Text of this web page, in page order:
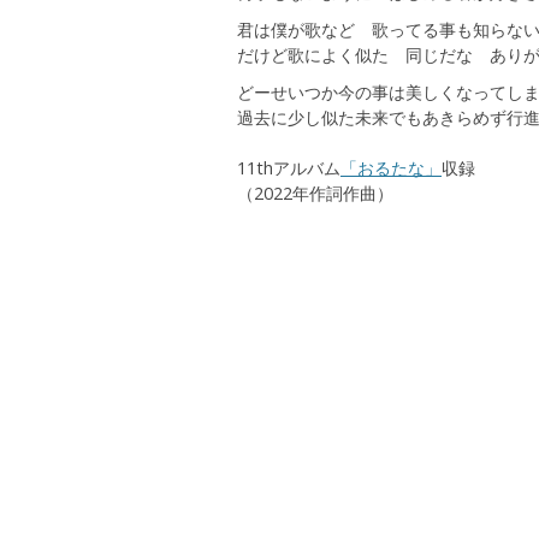
君は僕が歌など 歌ってる事も知らな
だけど歌によく似た 同じだな ありが
どーせいつか今の事は美しくなってし
過去に少し似た未来でもあきらめず行
11thアルバム 「おるたな」 収録
（2022年作詞作曲）